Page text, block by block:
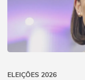
ELEIÇÕES 2026